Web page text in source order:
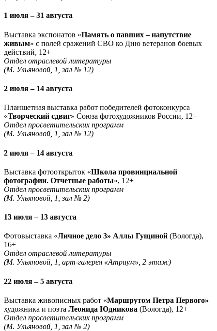
1 июля – 31 августа
Выставка экспонатов «Память о павших – напутствие
живым» с полей сражений СВО ко Дню ветеранов боевых
действий, 12+
Отдел отраслевой литературы
(М. Ульяновой, 1, зал № 12)
2 июля – 14 августа
Планшетная выставка работ победителей фотоконкурса
«Творческий сдвиг» Союза фотохудожников России, 12+
Отдел просветительских программ
(М. Ульяновой, 1, зал № 12)
2 июля – 14 августа
Выставка фотооткрыток «Школа провинциальной
фотографии. Отчетные работы», 12+
Отдел просветительских программ
(М. Ульяновой, 1, зал № 2)
13 июля – 13 августа
Фотовыставка «Личное дело 3» Аллы Гущиной (Вологда),
16+
Отдел отраслевой литературы
(М. Ульяновой, 1, арт-галерея «Атриум», 2 этаж)
22 июля – 5 августа
Выставка живописных работ «Маршрутом Петра Первого»
художника и поэта Леонида Юдникова (Вологда), 12+
Отдел просветительских программ
(М. Ульяновой, 1, зал № 2)